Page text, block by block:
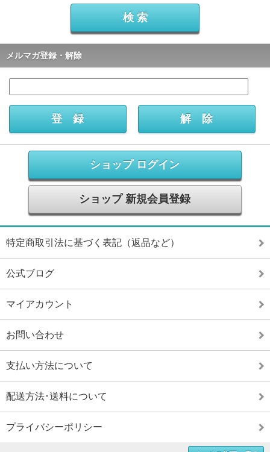
メルマガ登録・解除
ショップ ログイン
ショップ 新規会員登録
特定商取引法に基づく表記（返品など）
公式ブログ
マイアカウント
お問い合わせ
支払い方法について
配送方法･送料について
プライバシーポリシー